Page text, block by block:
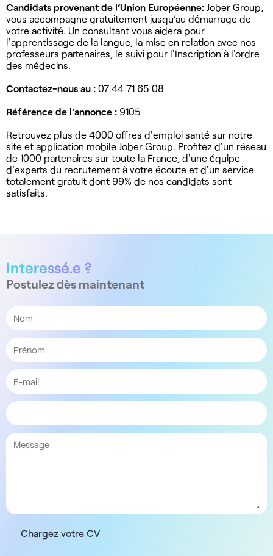
Candidats provenant de l’Union Européenne: Jober Group,
vous accompagne gratuitement jusqu’au démarrage de
votre activité. Un consultant vous aidera pour
l'apprentissage de la langue, la mise en relation avec nos
professeurs partenaires, le suivi pour l'Inscription à l'ordre
des médecins.
Contactez-nous au : 07 44 71 65 08
Référence de l'annonce : 9105
Retrouvez plus de 4000 offres d'emploi santé sur notre
site et application mobile Jober Group. Profitez d'un réseau
de 1000 partenaires sur toute la France, d'une équipe
d'experts du recrutement à votre écoute et d'un service
totalement gratuit dont 99% de nos candidats sont
satisfaits.
Interessé.e ?
Postulez dès maintenant
Chargez votre CV